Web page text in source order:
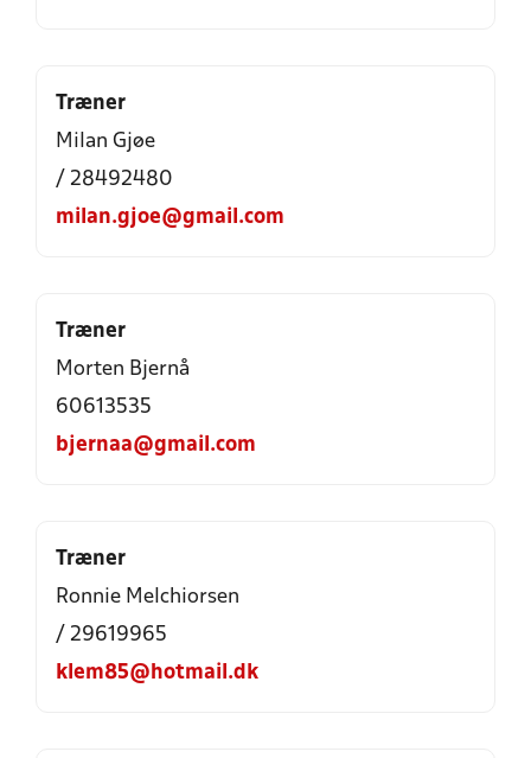
Træner
Milan Gjøe
/ 28492480
milan.gjoe@gmail.com
Træner
Morten Bjernå
60613535
bjernaa@gmail.com
Træner
Ronnie Melchiorsen
/ 29619965
klem85@hotmail.dk